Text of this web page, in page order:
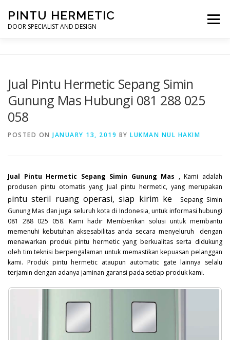
content
PINTU HERMETIC
DOOR SPECIALIST AND DESIGN
Menu
PROFILE KONTAK
Jual Pintu Hermetic Sepang Simin
Gunung Mas Hubungi 081 288 025
058
POSTED ON JANUARY 13, 2019 BY LUKMAN NUL HAKIM
Jual Pintu Hermetic Sepang Simin Gunung Mas , Kami adalah
produsen pintu otomatis yang Jual pintu hermetic, yang merupakan
pintu steril ruang operasi, siap kirim ke
Sepang Simin
Gunung Mas dan juga seluruh kota di Indonesia, untuk informasi hubungi
081 288 025 058. Kami hadir Memberikan solusi untuk membantu
memenuhi kebutuhan aksesabilitas anda secara menyeluruh dengan
menawarkan produk pintu hermetic yang berkualitas serta didukung
oleh tim teknisi berpengalaman untuk memastikan kepuasan pelanggan
kami. Produk pintu hermetic ataupun automatic gate lainnya selalu
terjamin dengan adanya jaminan garansi pada setiap produk kami.